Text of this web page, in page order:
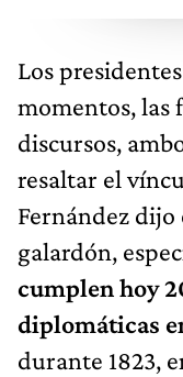
Los
momentos, las
discursos,
resaltar el
Fernández
galardón,
cumplen hoy
diplomáticas
durante 1823,